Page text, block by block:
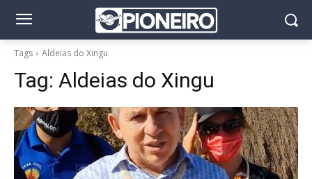
Tags Aldeias do Xingu
Tag: Aldeias do Xingu